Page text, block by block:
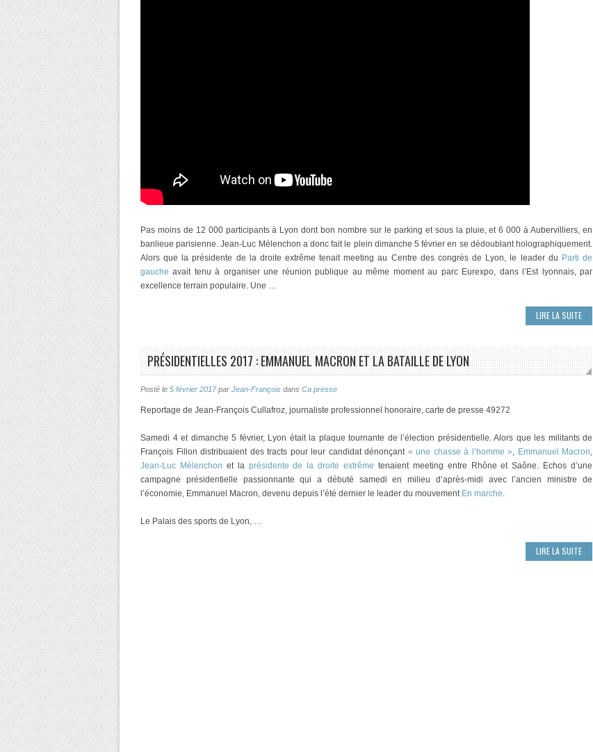
Pas moins de 12 000 participants à Lyon dont bon nombre sur le parking et sous la pluie, et 6 000 à Aubervilliers, en
banlieue parisienne. Jean-Luc Mélenchon a donc fait le plein dimanche 5 février en se dédoublant holographiquement.
Alors que la présidente de la droite extrême tenait meeting au Centre des congrès de Lyon, le leader du Parti de
gauche avait tenu à organiser une réunion publique au même moment au parc Eurexpo, dans l’Est lyonnais, par
excellence terrain populaire. Une …
LIRE LA SUITE
PRÉSIDENTIELLES 2017 : EMMANUEL MACRON ET LA BATAILLE DE LYON
Posté le 5 février 2017 par Jean-François dans Ca presse
Reportage de Jean-François Cullafroz, journaliste professionnel honoraire, carte de presse 49272
Samedi 4 et dimanche 5 février, Lyon était la plaque tournante de l’élection présidentielle. Alors que les militants de
François Fillon distribuaient des tracts pour leur candidat dénonçant « une chasse à l’homme », Emmanuel Macron,
Jean-Luc Mélenchon et la présidente de la droite extrême tenaient meeting entre Rhône et Saône. Echos d’une
campagne présidentielle passionnante qui a débuté samedi en milieu d’après-midi avec l’ancien ministre de
l’économie, Emmanuel Macron, devenu depuis l’été dernier le leader du mouvement En marche.
Le Palais des sports de Lyon, …
LIRE LA SUITE